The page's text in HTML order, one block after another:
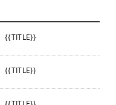
{{TITLE}}
{{TITLE}}